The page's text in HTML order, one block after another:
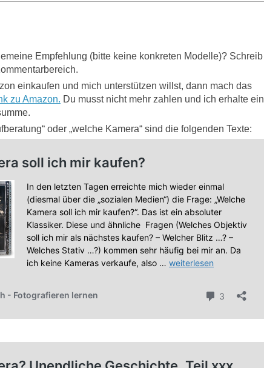
Empfehlung (bitte keine konkreten Modelle)? Schreib
einkaufen und mich unterstützen willst, dann mach das
zu Amazon. Du musst nicht mehr zahlen und ich erhalte ein
oder „welche Kamera“ sind die folgenden Texte: